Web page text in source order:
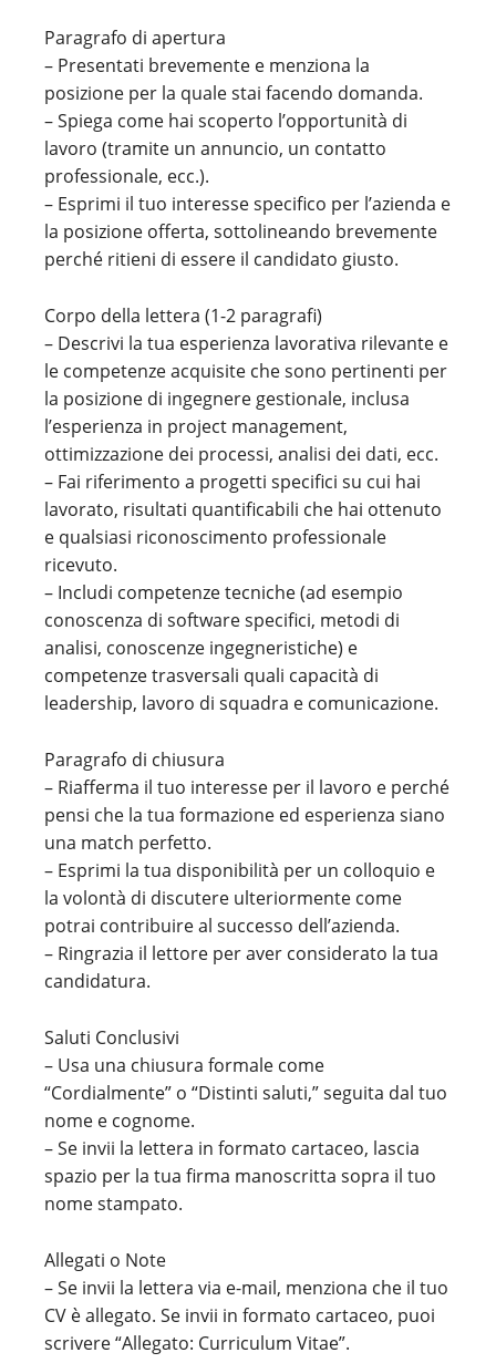
Paragrafo di apertura
– Presentati brevemente e menziona la
posizione per la quale stai facendo domanda.
– Spiega come hai scoperto l’opportunità di
lavoro (tramite un annuncio, un contatto
professionale, ecc.).
– Esprimi il tuo interesse specifico per l’azienda e
la posizione offerta, sottolineando brevemente
perché ritieni di essere il candidato giusto.
Corpo della lettera (1-2 paragrafi)
– Descrivi la tua esperienza lavorativa rilevante e
le competenze acquisite che sono pertinenti per
la posizione di ingegnere gestionale, inclusa
l’esperienza in project management,
ottimizzazione dei processi, analisi dei dati, ecc.
– Fai riferimento a progetti specifici su cui hai
lavorato, risultati quantificabili che hai ottenuto
e qualsiasi riconoscimento professionale
ricevuto.
– Includi competenze tecniche (ad esempio
conoscenza di software specifici, metodi di
analisi, conoscenze ingegneristiche) e
competenze trasversali quali capacità di
leadership, lavoro di squadra e comunicazione.
Paragrafo di chiusura
– Riafferma il tuo interesse per il lavoro e perché
pensi che la tua formazione ed esperienza siano
una match perfetto.
– Esprimi la tua disponibilità per un colloquio e
la volontà di discutere ulteriormente come
potrai contribuire al successo dell’azienda.
– Ringrazia il lettore per aver considerato la tua
candidatura.
Saluti Conclusivi
– Usa una chiusura formale come
“Cordialmente” o “Distinti saluti,” seguita dal tuo
nome e cognome.
– Se invii la lettera in formato cartaceo, lascia
spazio per la tua firma manoscritta sopra il tuo
nome stampato.
Allegati o Note
– Se invii la lettera via e-mail, menziona che il tuo
CV è allegato. Se invii in formato cartaceo, puoi
scrivere “Allegato: Curriculum Vitae”.